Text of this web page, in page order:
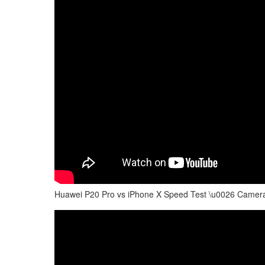
Huawei P20 Pro vs iPhone X Speed Test \u0026